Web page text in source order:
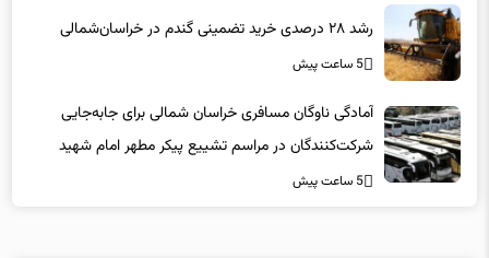
5 ساعت پیش
شرکت‌کنندگان در مراسم تشییع پیکر مطهر امام شهید
5 ساعت پیش